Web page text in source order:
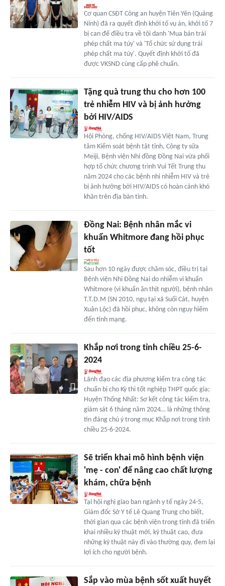
Cơ quan CSĐT Công an huyện Tiên Yên (Quảng
Ninh) đã ra quyết định khởi tố vụ án, khởi tố 7
bị can để điều tra về tội danh 'Mua bán trái
phép chất ma túy' và 'Tổ chức sử dụng trái
phép chất ma túy'. Quyết định khởi tố đã
được VKSND cùng cấp phê chuẩn.
Tặng quà trung thu cho hơn 100
trẻ nhiễm HIV và bị ảnh hưởng
bởi HIV/AIDS
Hội Phòng, chống HIV/AIDS Việt Nam, Trung
tâm Kiểm soát bệnh tật tỉnh, Công ty sữa
Meiji, Bệnh viện Nhi đồng Đồng Nai vừa phối
hợp tổ chức chương trình Vui Tết Trung thu
năm 2024 cho các bệnh nhi nhiễm HIV và trẻ
bị ảnh hưởng bởi HIV/AIDS có hoàn cảnh khó
khăn trên địa bàn tỉnh.
Đồng Nai: Bệnh nhân mắc vi
khuẩn Whitmore đang hồi phục
tốt
Sau hơn 10 ngày được chăm sóc, điều trị tại
Bệnh viện Nhi Đồng Nai do nhiễm vi khuẩn
Whitmore (vi khuẩn ăn thịt người), bệnh nhân
T.T.D.M (SN 2010, ngụ tại xã Suối Cát, huyện
Xuân Lộc) đã hồi phục, không còn nguy hiểm
đến tính mạng.
Khắp nơi trong tỉnh chiều 25-6-
2024
Lãnh đạo các địa phương kiểm tra công tác
chuẩn bị cho Kỳ thi tốt nghiệp THPT quốc gia;
Huyện Thống Nhất: Sơ kết công tác kiểm tra,
giám sát 6 tháng năm 2024… là những thông
tin đáng chú ý trong mục Khắp nơi trong tỉnh
chiều 25-6-2024.
Sẽ triển khai mô hình bệnh viện
'mẹ - con' để nâng cao chất lượng
khám, chữa bệnh
Tại hội nghị giao ban ngành y tế ngày 24-5,
Giám đốc Sở Y tế Lê Quang Trung cho biết,
thời gian qua các bệnh viện trong tỉnh đã triển
khai nhiều kỹ thuật mới, kỹ thuật cao, đưa
những kỹ thuật này đi vào thường quy, đem lại
lợi ích cho người bệnh.
Sắp vào mùa bệnh sốt xuất huyết